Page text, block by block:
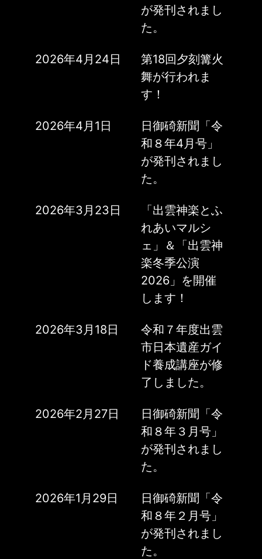
が発刊されまし
た。
2026年4月24日
第18回夕刻篝火
舞が行われま
す！
2026年4月1日
日御碕新聞「令
和８年4月号」
が発刊されまし
た。
2026年3月23日
「出雲神楽とふ
れあいマルシ
ェ」＆「出雲神
楽冬季公演
2026」を開催
します！
2026年3月18日
令和７年度出雲
市日本遺産ガイ
ド養成講座が修
了しました。
2026年2月27日
日御碕新聞「令
和８年３月号」
が発刊されまし
た。
2026年1月29日
日御碕新聞「令
和８年２月号」
が発刊されまし
た。